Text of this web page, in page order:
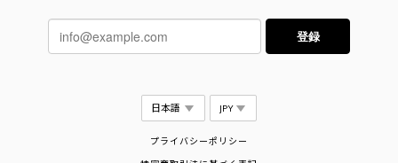
登録
プライバシーポリシー